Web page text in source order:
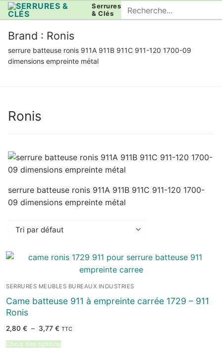
Aller
au
contenu
Serrures
& Clés
Rechercher
:
Brand : Ronis
serrure batteuse ronis 911A 911B 911C 911-120 1700-09
dimensions empreinte métal
Ronis
serrure batteuse ronis 911A 911B 911C 911-120 1700-
09 dimensions empreinte métal
SERRURES MEUBLES BUREAUX INDUSTRIES
Came batteuse 911 à empreinte carrée 1729 – 911
Ronis
2,80 € – 3,77 €Plage
prix :
2,80 €
TTC
Choix des options